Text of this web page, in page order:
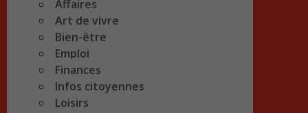
Affaires
Art de vivre
Bien-être
Emploi
Finances
Infos citoyennes
Loisirs